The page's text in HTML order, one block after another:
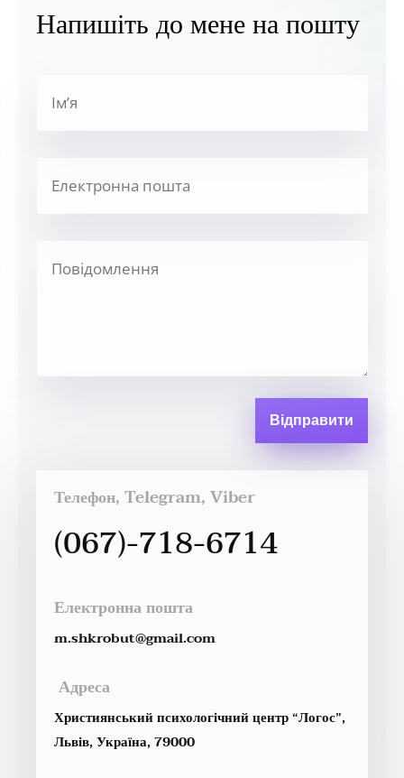
Напишіть до мене на пошту
Відправити
Телефон, Telegram, Viber
(067)-718-6714
Електронна пошта
m.shkrobut@gmail.com
Адреса
Християнський психологічний центр “Логос”,
Львів, Україна, 79000